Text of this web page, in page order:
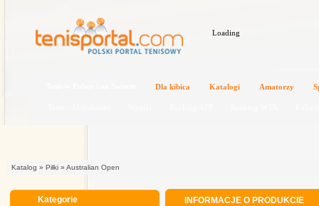
Loading
Katalog » Piłki » Australian Open
Kategorie INFORMACJE O PRODUKCIE